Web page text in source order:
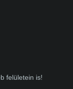
felületein is!